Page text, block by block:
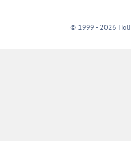
© 1999 - 2026